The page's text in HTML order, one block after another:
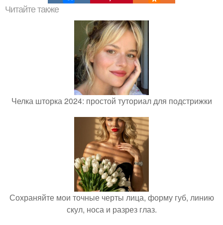
Читайте также
Челка шторка 2024: простой туториал для подстрижки
Сохраняйте мои точные черты лица, форму губ, линию
скул, носа и разрез глаз.